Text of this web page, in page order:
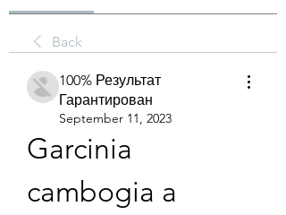
Back
100% Результат
Гарантирован
September 11, 2023
Garcinia
cambogia a